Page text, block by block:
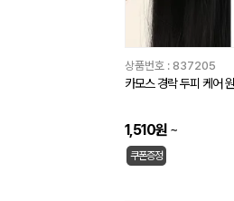
상품번호 : 837205
카모스 경락 두피 케어
1,510원 ~
쿠폰증정